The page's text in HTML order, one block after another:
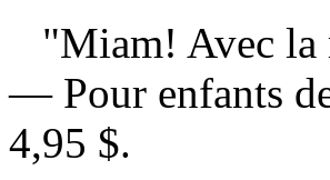
"Miam! Avec la
— Pour enfants
4,95 $.